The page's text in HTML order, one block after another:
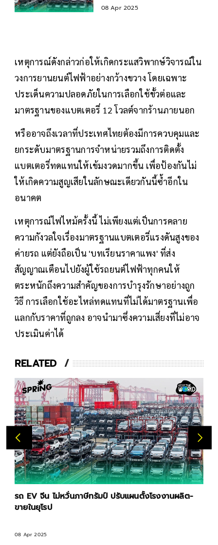
08 Apr 2025
เหตุการณ์ดังกล่าวก่อให้เกิดกระแสวิพากษ์วิจารณ์ใน
วงการยานยนต์ไฟฟ้าอย่างกว้างขวาง โดยเฉพาะ
ประเด็นความปลอดภัยในการเลือกใช้ขั้วต่อและ
มาตรฐานของแบตเตอรี่ 12 โวลต์จากร้านภายนอก
หรืออาจถึงเวลาที่ประเทศไทยต้องมีการควบคุมและ
ยกระดับมาตรฐานการจำหน่ายรวมถึงการติดตั้ง
แบตเตอรี่ทดแทนให้เข้มงวดมากขึ้น เพื่อป้องกันไม่
ให้เกิดความสูญเสียในลักษณะเดียวกันนี้ซ้ำอีกใน
อนาคต
เหตุการณ์ไฟไหม้ครั้งนี้ ไม่เพียงแต่เป็นการคลาย
ความกังวลใจเรื่องมาตรฐานแบตเตอรี่แรงดันสูงของ
ค่ายรถ แต่ยังถือเป็น 'บทเรียนราคาแพง' ที่ส่ง
สัญญาณเตือนไปยังผู้ใช้รถยนต์ไฟฟ้าทุกคนให้
ตระหนักถึงความสำคัญของการบำรุงรักษาอย่างถูก
วิธี การเลือกใช้อะไหล่ทดแทนที่ไม่ได้มาตรฐานเพื่อ
แลกกับราคาที่ถูกลง อาจนำมาซึ่งความเสี่ยงที่ไม่อาจ
ประเมินค่าได้
RELATED
รถ EV จีน ไม่หวั่นภาษีทรัมป์ ปรับแผนตั้งโรงงานผลิต-
ขายในยุโรป
08 Apr 2025